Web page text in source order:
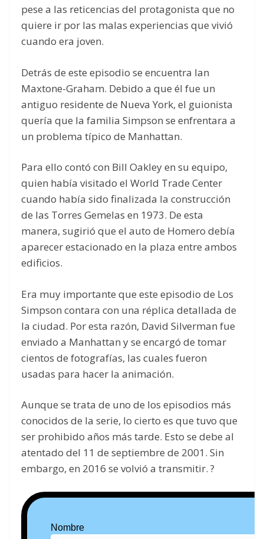
pese a las reticencias del protagonista que no
quiere ir por las malas experiencias que vivió
cuando era joven.
Detrás de este episodio se encuentra Ian
Maxtone-Graham. Debido a que él fue un
antiguo residente de Nueva York, el guionista
quería que la familia Simpson se enfrentara a
un problema típico de Manhattan.
Para ello contó con Bill Oakley en su equipo,
quien había visitado el World Trade Center
cuando había sido finalizada la construcción
de las Torres Gemelas en 1973. De esta
manera, sugirió que el auto de Homero debía
aparecer estacionado en la plaza entre ambos
edificios.
Era muy importante que este episodio de Los
Simpson contara con una réplica detallada de
la ciudad. Por esta razón, David Silverman fue
enviado a Manhattan y se encargó de tomar
cientos de fotografías, las cuales fueron
usadas para hacer la animación.
Aunque se trata de uno de los episodios más
conocidos de la serie, lo cierto es que tuvo que
ser prohibido años más tarde. Esto se debe al
atentado del 11 de septiembre de 2001. Sin
embargo, en 2016 se volvió a transmitir. ?
Nombre